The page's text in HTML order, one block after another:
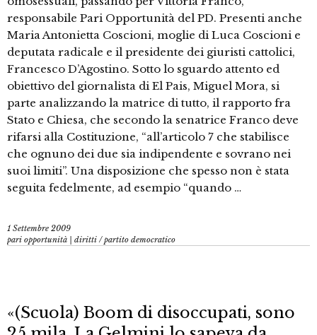
responsabile Pari Opportunità del PD. Presenti anche
Maria Antonietta Coscioni, moglie di Luca Coscioni e
deputata radicale e il presidente dei giuristi cattolici,
Francesco D’Agostino. Sotto lo sguardo attento ed
obiettivo del giornalista di El Pais, Miguel Mora, si
parte analizzando la matrice di tutto, il rapporto fra
Stato e Chiesa, che secondo la senatrice Franco deve
rifarsi alla Costituzione, “all’articolo 7 che stabilisce
che ognuno dei due sia indipendente e sovrano nei
suoi limiti”. Una disposizione che spesso non è stata
seguita fedelmente, ad esempio “quando …
1 Settembre 2009
pari opportunità | diritti /partito democratico
«(Scuola) Boom di disoccupati, sono